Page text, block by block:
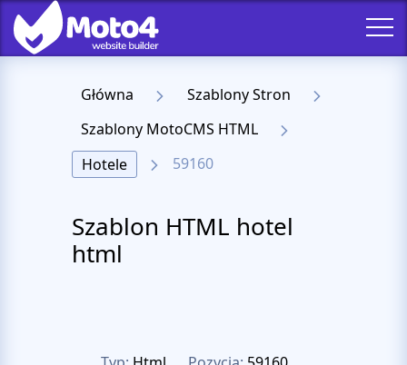
Główna
Szablony Stron
Szablony MotoCMS HTML
Hotele
59160
Szablon HTML hotel
html